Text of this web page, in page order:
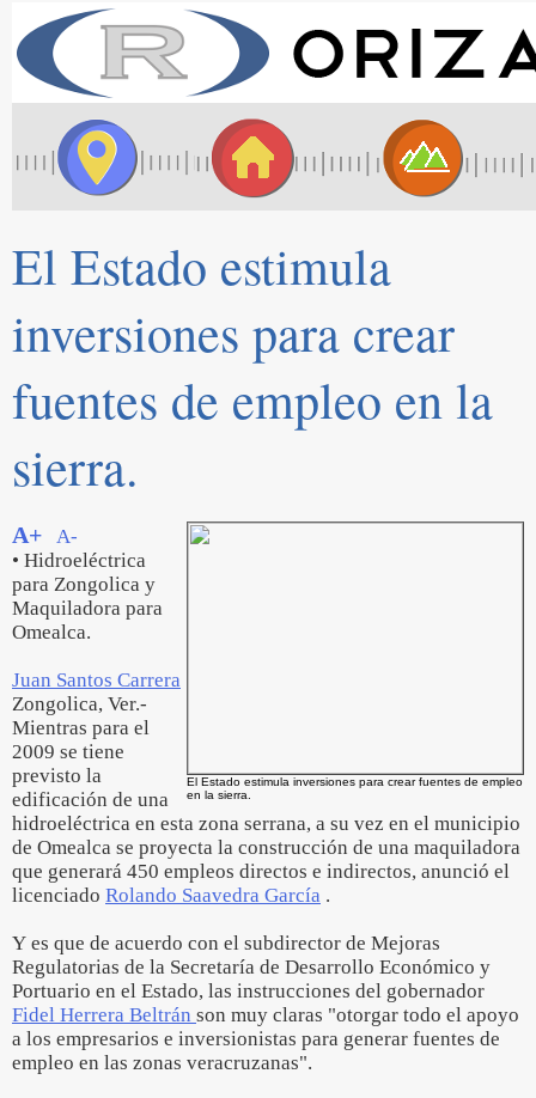
El Estado estimula
inversiones para crear
fuentes de empleo en la
sierra.
El Estado estimula inversiones para crear fuentes de empleo
en la sierra.
A+
A-
• Hidroeléctrica
para Zongolica y
Maquiladora para
Omealca.
Juan Santos Carrera
Zongolica, Ver.-
Mientras para el
2009 se tiene
previsto la
edificación de una
hidroeléctrica en esta zona serrana, a su vez en el municipio
de Omealca se proyecta la construcción de una maquiladora
que generará 450 empleos directos e indirectos, anunció el
licenciado Rolando Saavedra García .
Y es que de acuerdo con el subdirector de Mejoras
Regulatorias de la Secretaría de Desarrollo Económico y
Portuario en el Estado, las instrucciones del gobernador
Fidel Herrera Beltrán son muy claras "otorgar todo el apoyo
a los empresarios e inversionistas para generar fuentes de
empleo en las zonas veracruzanas".